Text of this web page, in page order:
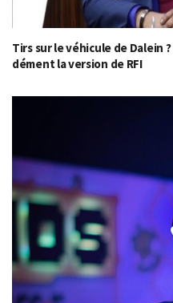
Tirs sur le véhicule de Dalein
dément la version de RFI